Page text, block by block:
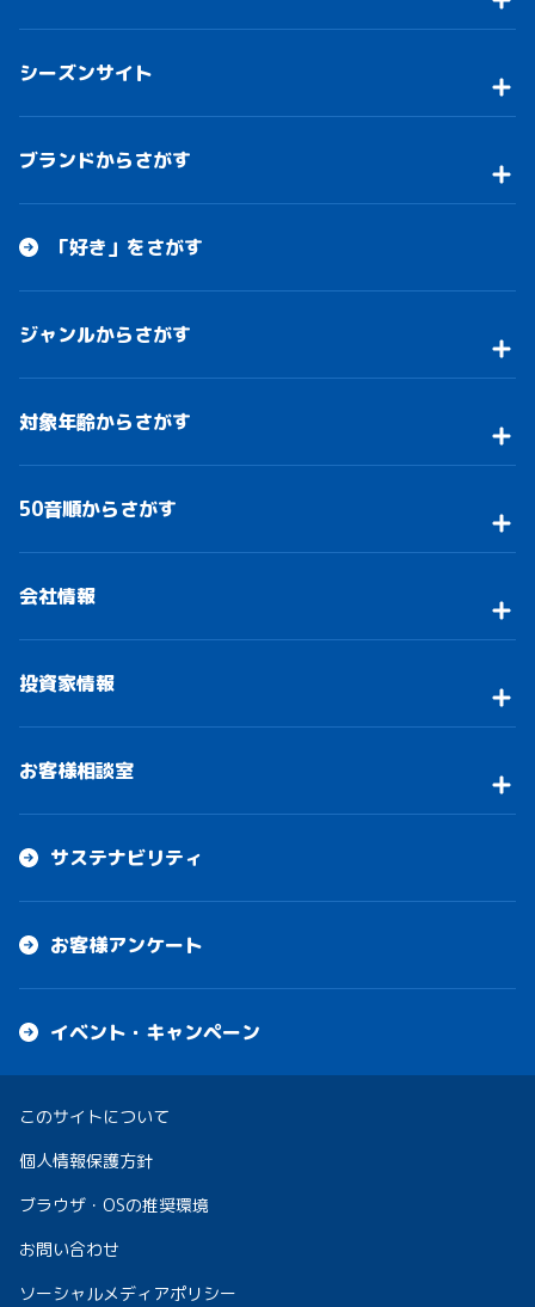
シーズンサイト
ブランドからさがす
「好き」をさがす
ジャンルからさがす
対象年齢からさがす
50音順からさがす
会社情報
投資家情報
お客様相談室
サステナビリティ
お客様アンケート
イベント・キャンペーン
このサイトについて
個人情報保護方針
ブラウザ・OSの推奨環境
お問い合わせ
ソーシャルメディアポリシー